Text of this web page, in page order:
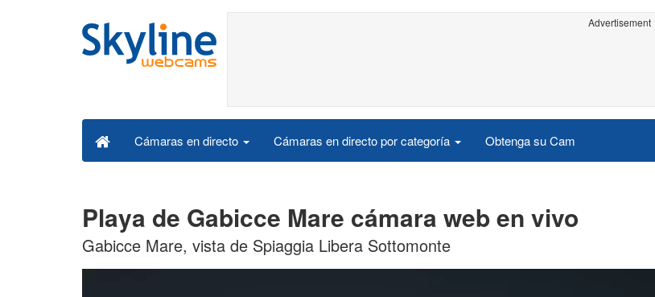
Advertisement
Cámaras en directo Cámaras en directo por categoría Obtenga su Cam
Playa de Gabicce Mare cámara web en vivo
Gabicce Mare, vista de Spiaggia Libera Sottomonte